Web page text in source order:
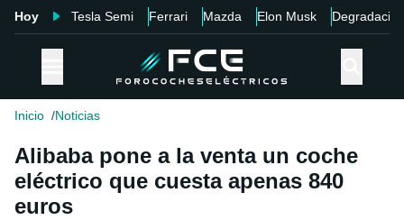
Hoy Tesla Semi Ferrari Mazda Elon Musk Degradación
Inicio Noticias
Alibaba pone a la venta un coche
eléctrico que cuesta apenas 840
euros